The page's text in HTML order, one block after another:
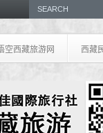
空西藏旅游网 西藏